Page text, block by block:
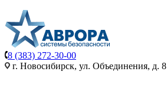
8 (383) 272-30-00
г. Новосибирск, ул. Объединения, д. 8